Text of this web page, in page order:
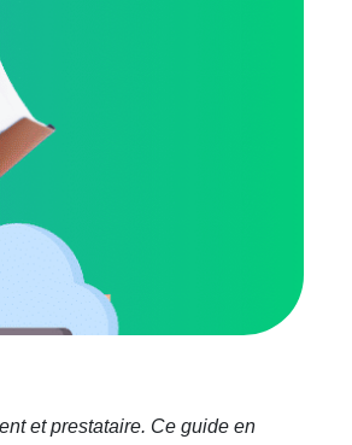
et prestataire. Ce guide en